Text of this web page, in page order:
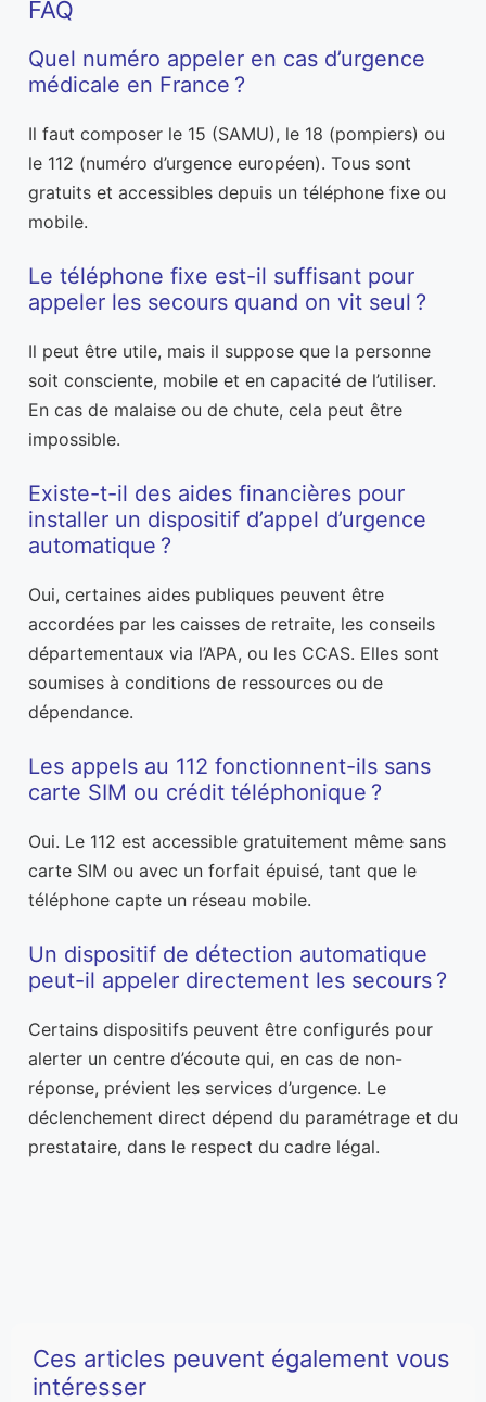
FAQ
Quel numéro appeler en cas d’urgence
médicale en France ?
Il faut composer le 15 (SAMU), le 18 (pompiers) ou
le 112 (numéro d’urgence européen). Tous sont
gratuits et accessibles depuis un téléphone fixe ou
mobile.
Le téléphone fixe est-il suffisant pour
appeler les secours quand on vit seul ?
Il peut être utile, mais il suppose que la personne
soit consciente, mobile et en capacité de l’utiliser.
En cas de malaise ou de chute, cela peut être
impossible.
Existe-t-il des aides financières pour
installer un dispositif d’appel d’urgence
automatique ?
Oui, certaines aides publiques peuvent être
accordées par les caisses de retraite, les conseils
départementaux via l’APA, ou les CCAS. Elles sont
soumises à conditions de ressources ou de
dépendance.
Les appels au 112 fonctionnent-ils sans
carte SIM ou crédit téléphonique ?
Oui. Le 112 est accessible gratuitement même sans
carte SIM ou avec un forfait épuisé, tant que le
téléphone capte un réseau mobile.
Un dispositif de détection automatique
peut-il appeler directement les secours ?
Certains dispositifs peuvent être configurés pour
alerter un centre d’écoute qui, en cas de non-
réponse, prévient les services d’urgence. Le
déclenchement direct dépend du paramétrage et du
prestataire, dans le respect du cadre légal.
Ces articles peuvent également vous
intéresser